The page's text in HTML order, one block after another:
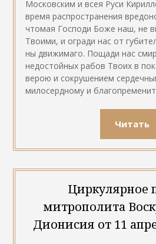
Московским и всея Руси
время распространения
чтомая Господи Боже наш, не
Твоими, и огради нас от
ны движимаго. Пощади нас
недостойных рабов Твоих в
верою и сокрушением
милосердному и
Читать
Циркулярное
митрополита
Дионисия от 11